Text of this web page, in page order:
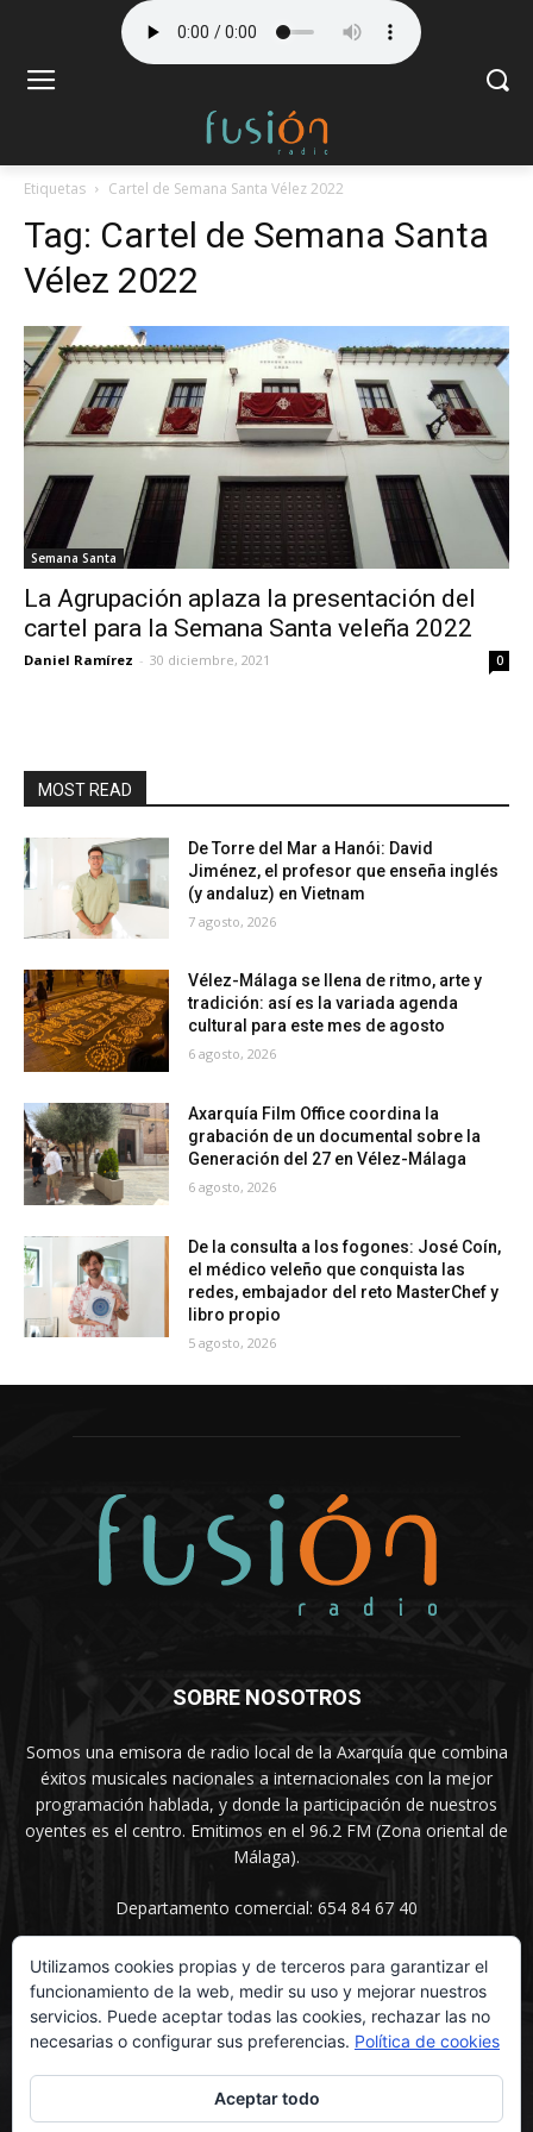
Etiquetas Cartel de Semana Santa Vélez 2022
Tag: Cartel de Semana Santa
Vélez 2022
Semana Santa
La Agrupación aplaza la presentación del
cartel para la Semana Santa veleña 2022
Daniel Ramírez - 30 diciembre, 2021 0
MOST READ
De Torre del Mar a Hanói: David
Jiménez, el profesor que enseña inglés
(y andaluz) en Vietnam
7 agosto, 2026
Vélez-Málaga se llena de ritmo, arte y
tradición: así es la variada agenda
cultural para este mes de agosto
6 agosto, 2026
Axarquía Film Office coordina la
grabación de un documental sobre la
Generación del 27 en Vélez-Málaga
6 agosto, 2026
De la consulta a los fogones: José Coín,
el médico veleño que conquista las
redes, embajador del reto MasterChef y
libro propio
5 agosto, 2026
SOBRE NOSOTROS
Somos una emisora de radio local de la Axarquía que combina
éxitos musicales nacionales a internacionales con la mejor
programación hablada, y donde la participación de nuestros
oyentes es el centro. Emitimos en el 96.2 FM (Zona oriental de
Málaga).
Departamento comercial: 654 84 67 40
SÍGUENOS
Utilizamos cookies propias y de terceros para garantizar el
funcionamiento de la web, medir su uso y mejorar nuestros
servicios. Puede aceptar todas las cookies, rechazar las no
necesarias o configurar sus preferencias. Política de cookies
Aceptar todo